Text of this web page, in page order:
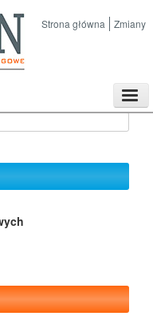
Strona główna Zmiany